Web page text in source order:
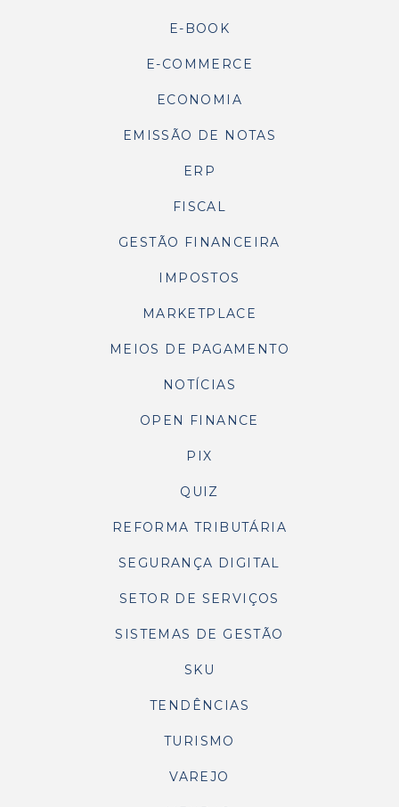
E-BOOK
E-COMMERCE
ECONOMIA
EMISSÃO DE NOTAS
ERP
FISCAL
GESTÃO FINANCEIRA
IMPOSTOS
MARKETPLACE
MEIOS DE PAGAMENTO
NOTÍCIAS
OPEN FINANCE
PIX
QUIZ
REFORMA TRIBUTÁRIA
SEGURANÇA DIGITAL
SETOR DE SERVIÇOS
SISTEMAS DE GESTÃO
SKU
TENDÊNCIAS
TURISMO
VAREJO